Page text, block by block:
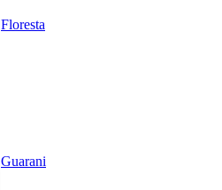
Floresta
Guarani